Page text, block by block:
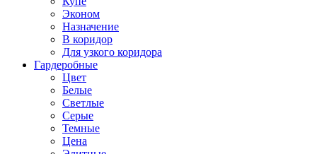
Эконом
Назначение
В коридор
Для узкого коридора
Гардеробные
Цвет
Белые
Светлые
Серые
Темные
Цена